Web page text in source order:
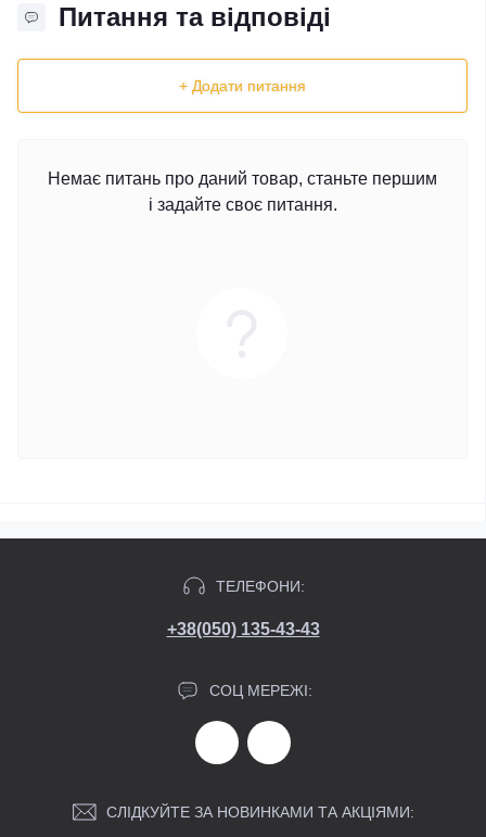
Питання та відповіді
+ Додати питання
Немає питань про даний товар, станьте першим
і задайте своє питання.
ТЕЛЕФОНИ:
+38(050) 135-43-43
СОЦ МЕРЕЖІ:
СЛІДКУЙТЕ ЗА НОВИНКАМИ ТА АКЦІЯМИ: